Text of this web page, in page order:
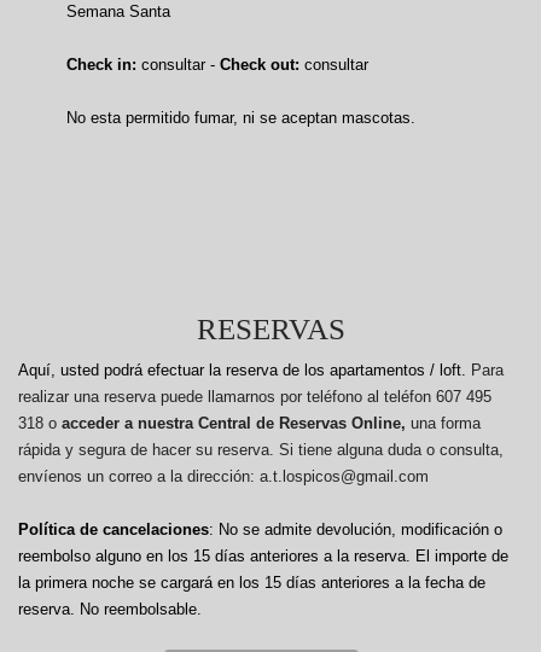
Semana Santa
Check in: consultar - Check out: consultar
No esta permitido fumar, ni se aceptan mascotas.
RESERVAS
Aquí, usted podrá efectuar la reserva de los apartamentos / loft. Para
realizar una reserva puede llamarnos por teléfono al teléfon 607 495
318 o acceder a nuestra Central de Reservas Online, una forma
rápida y segura de hacer su reserva. Si tiene alguna duda o consulta,
envíenos un correo a la dirección: a.t.lospicos@gmail.com
Política de cancelaciones: No se admite devolución, modificación o
reembolso alguno en los 15 días anteriores a la reserva. El importe de
la primera noche se cargará en los 15 días anteriores a la fecha de
reserva. No reembolsable.